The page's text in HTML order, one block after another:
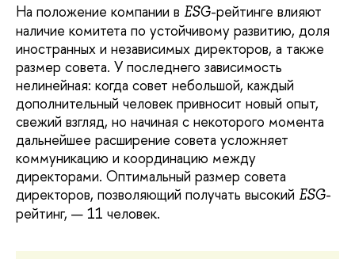
На положение компании в ESG-рейтинге влияют
наличие комитета по устойчивому развитию, доля
иностранных и независимых директоров, а также
размер совета. У последнего зависимость
нелинейная: когда совет небольшой, каждый
дополнительный человек привносит новый опыт,
свежий взгляд, но начиная с некоторого момента
дальнейшее расширение совета усложняет
коммуникацию и координацию между
директорами. Оптимальный размер совета
директоров, позволяющий получать высокий ESG-
рейтинг, — 11 человек.